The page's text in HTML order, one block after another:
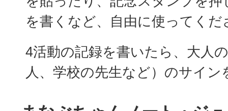
を書くなど、自由に使ってくだ
4活動の記録を書いたら、大人
人、学校の先生など）のサイ